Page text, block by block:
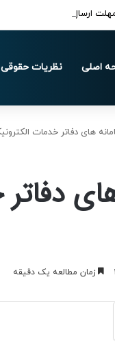
ارسال اظهارنامه‌های مالیاتی
اصلی نظریات
های دفاتر خدمات
زمان مطالعه یک دقیقه